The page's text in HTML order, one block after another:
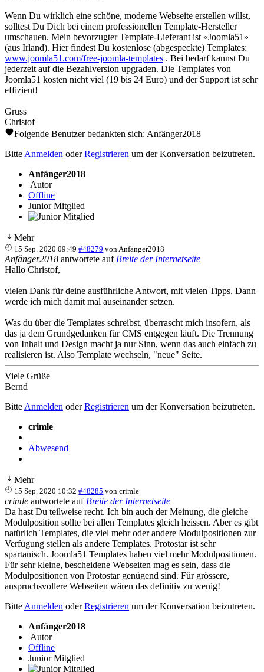
Wenn Du wirklich eine schöne, moderne Webseite erstellen willst,
solltest Du Dich bei einem professionellen Template-Hersteller
umschauen. Mein bevorzugter Template-Lieferant ist «Joomla51»
(aus Irland). Hier findest Du kostenlose (abgespeckte) Templates:
www.joomla51.com/free-joomla-templates . Bei bedarf kannst Du
jederzeit auf die Bezahlversion upgraden. Die Templates von
Joomla51 kosten nicht viel (19 bis 24 Euro) und der Support ist sehr
effizient!
Gruss
Christof
Folgende Benutzer bedankten sich: Anfänger2018
Bitte Anmelden oderRegistrieren um der Konversation beizutreten.
Anfänger2018
Autor
Offline
Junior Mitglied
Mehr
15 Sep. 2020 09:49 #48279 von Anfänger2018
Anfänger2018 antwortete auf Breite der Internetseite
Hallo Christof,
vielen Dank für deine ausführliche Antwort, mit vielen Tipps. Dann
werde ich mich damit mal auseinander setzen.
Was du über die Templates schreibst, überrascht mich insofern, als
das ja dem Grundgedanken für CMS entgegen läuft. Die Trennung
von Inhalt und Design macht ja nur Sinn, wenn das auch einfach zu
realisieren ist. Also Template wechseln, "neue" Seite.
Viele Grüße
Bernd
Bitte Anmelden oderRegistrieren um der Konversation beizutreten.
crimle
Abwesend
Mehr
15 Sep. 2020 10:32 #48285 voncrimle
crimle antwortete auf Breite der Internetseite
Da hast Du teilweise recht. Ich bin auch der Meinung, die gleiche
Modulposition sollte bei allen Templates gleich heissen. Aber es gibt
natürlich Templates, die viel mehr oder andere Modulpositionen zur
Verfügung stellen als andere Templates. Protostar ist sehr
spartanisch. Joomla51 Templates haben viel mehr Modulpositionen.
Für sehr kleine, bescheidene Webseiten mag es sein, dass die
Modulpositionen von Protostar genügend sind. Für grössere,
anspruchsvollere Webseiten wären das definitiv zu wenig!
Bitte Anmelden oderRegistrieren um der Konversation beizutreten.
Anfänger2018
Autor
Offline
Junior Mitglied